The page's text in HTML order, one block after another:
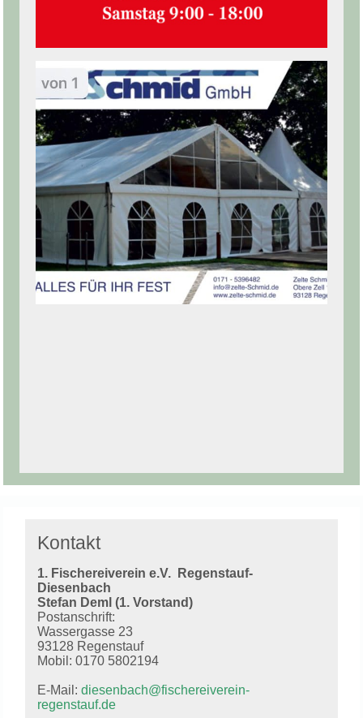
Kontakt
1. Fischereiverein e.V.
Regenstauf-
Diesenbach
Stefan Deml (1. Vorstand)
Postanschrift:
Wassergasse 23
93128 Regenstauf
Mobil: 0170 5802194
E-Mail:diesenbach@fischereiverein-
regenstauf.de